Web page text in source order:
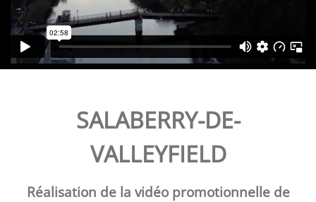
SALABERRY-DE-
VALLEYFIELD
Réalisation de la vidéo promotionnelle de